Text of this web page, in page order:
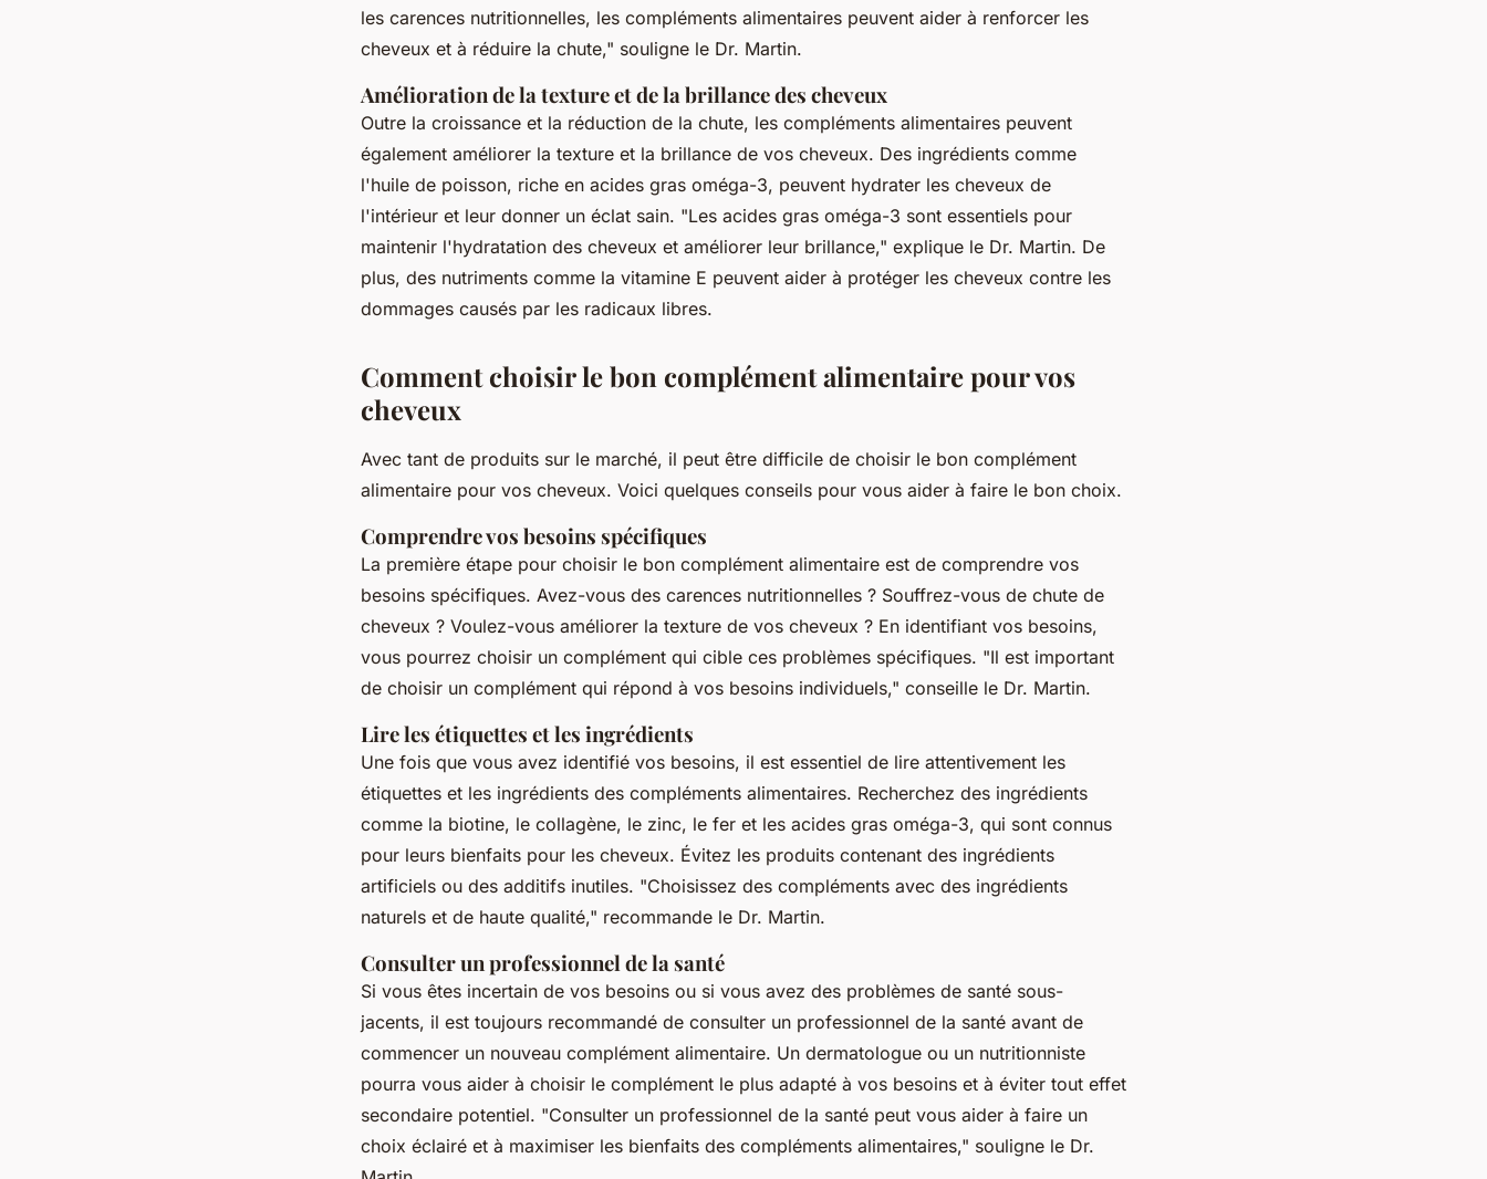
les carences nutritionnelles, les compléments alimentaires peuvent aider à renforcer les
cheveux et à réduire la chute," souligne le Dr. Martin.
Amélioration de la texture et de la brillance des cheveux
Outre la croissance et la réduction de la chute, les compléments alimentaires peuvent
également améliorer la texture et la brillance de vos cheveux. Des ingrédients comme
l'huile de poisson, riche en acides gras oméga-3, peuvent hydrater les cheveux de
l'intérieur et leur donner un éclat sain. "Les acides gras oméga-3 sont essentiels pour
maintenir l'hydratation des cheveux et améliorer leur brillance," explique le Dr. Martin. De
plus, des nutriments comme la vitamine E peuvent aider à protéger les cheveux contre les
dommages causés par les radicaux libres.
Comment choisir le bon complément alimentaire pour vos
cheveux
Avec tant de produits sur le marché, il peut être difficile de choisir le bon complément
alimentaire pour vos cheveux. Voici quelques conseils pour vous aider à faire le bon choix.
Comprendre vos besoins spécifiques
La première étape pour choisir le bon complément alimentaire est de comprendre vos
besoins spécifiques. Avez-vous des carences nutritionnelles ? Souffrez-vous de chute de
cheveux ? Voulez-vous améliorer la texture de vos cheveux ? En identifiant vos besoins,
vous pourrez choisir un complément qui cible ces problèmes spécifiques. "Il est important
de choisir un complément qui répond à vos besoins individuels," conseille le Dr. Martin.
Lire les étiquettes et les ingrédients
Une fois que vous avez identifié vos besoins, il est essentiel de lire attentivement les
étiquettes et les ingrédients des compléments alimentaires. Recherchez des ingrédients
comme la biotine, le collagène, le zinc, le fer et les acides gras oméga-3, qui sont connus
pour leurs bienfaits pour les cheveux. Évitez les produits contenant des ingrédients
artificiels ou des additifs inutiles. "Choisissez des compléments avec des ingrédients
naturels et de haute qualité," recommande le Dr. Martin.
Consulter un professionnel de la santé
Si vous êtes incertain de vos besoins ou si vous avez des problèmes de santé sous-
jacents, il est toujours recommandé de consulter un professionnel de la santé avant de
commencer un nouveau complément alimentaire. Un dermatologue ou un nutritionniste
pourra vous aider à choisir le complément le plus adapté à vos besoins et à éviter tout effet
secondaire potentiel. "Consulter un professionnel de la santé peut vous aider à faire un
choix éclairé et à maximiser les bienfaits des compléments alimentaires," souligne le Dr.